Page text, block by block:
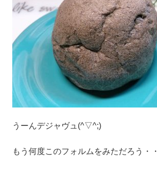
うーんデジャヴュ(^▽^;)
もう何度このフォルムをみただろう・・